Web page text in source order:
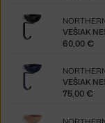
VEŠIAK
60,00 €
VEŠIAK
75,00 €